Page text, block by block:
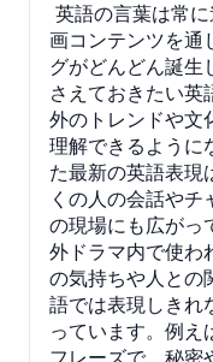
英語の言葉は常
画コンテンツを通
グがどんどん誕
さえておきたい英
外のトレンドや文
理解できるように
た最新の英語表現
くの人の会話や
の現場にも広がっ
外ドラマ内で使わ
の気持ちや人との
語では表現しきれ
っています。例